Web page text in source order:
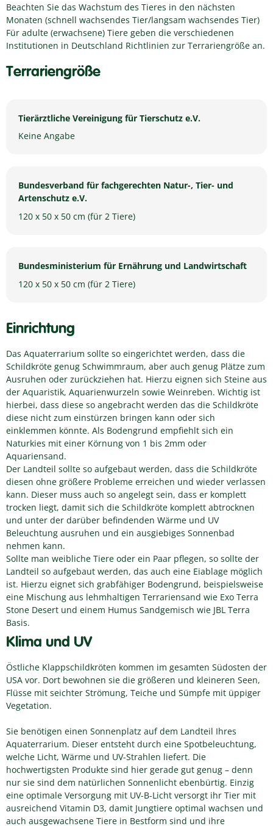
Beachten Sie das Wachstum des Tieres in den nächsten
Monaten (schnell wachsendes Tier/langsam wachsendes Tier)
Für adulte (erwachsene) Tiere geben die verschiedenen
Institutionen in Deutschland Richtlinien zur Terrariengröße an.
Terrariengröße
Tierärztliche Vereinigung für Tierschutz e.V.
Keine Angabe
Bundesverband für fachgerechten Natur-, Tier- und
Artenschutz e.V.
120 x 50 x 50 cm (für 2 Tiere)
Bundesministerium für Ernährung und Landwirtschaft
120 x 50 x 50 cm (für 2 Tiere)
Einrichtung
Das Aquaterrarium sollte so eingerichtet werden, dass die
Schildkröte genug Schwimmraum, aber auch genug Plätze zum
Ausruhen oder zurückziehen hat. Hierzu eignen sich Steine aus
der Aquaristik, Aquarienwurzeln sowie Weinreben. Wichtig ist
hierbei, dass diese so angebracht werden das die Schildkröte
diese nicht zum einstürzen bringen kann oder sich
einklemmen könnte. Als Bodengrund empfiehlt sich ein
Naturkies mit einer Körnung von 1 bis 2mm oder
Aquariensand.
Der Landteil sollte so aufgebaut werden, dass die Schildkröte
diesen ohne größere Probleme erreichen und wieder verlassen
kann. Dieser muss auch so angelegt sein, dass er komplett
trocken liegt, damit sich die Schildkröte komplett abtrocknen
und unter der darüber befindenden Wärme und UV
Beleuchtung ausruhen und ein ausgiebiges Sonnenbad
nehmen kann.
Sollte man weibliche Tiere oder ein Paar pflegen, so sollte der
Landteil so aufgebaut werden, das auch eine Eiablage möglich
ist. Hierzu eignet sich grabfähiger Bodengrund, beispielsweise
eine Mischung aus lehmhaltigen Terrariensand wie Exo Terra
Stone Desert und einem Humus Sandgemisch wie JBL Terra
Basis.
Klima und UV
Östliche Klappschildkröten kommen im gesamten Südosten der
USA vor. Dort bewohnen sie die größeren und kleineren Seen,
Flüsse mit seichter Strömung, Teiche und Sümpfe mit üppiger
Vegetation.
Sie benötigen einen Sonnenplatz auf dem Landteil Ihres
Aquaterrarium. Dieser entsteht durch eine Spotbeleuchtung,
welche Licht, Wärme und UV-Strahlen liefert. Die
hochwertigsten Produkte sind hier gerade gut genug – denn
nur sie sind dem natürlichen Sonnenlicht ebenbürtig. Einzig
eine optimale Versorgung mit UV-B-Licht versorgt ihr Tier mit
ausreichend Vitamin D3, damit Jungtiere optimal wachsen und
auch ausgewachsene Tiere in Bestform sind und ihre